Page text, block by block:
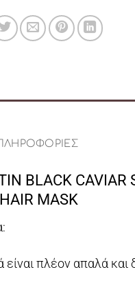
BLACK CAVIAR
MASK
είναι πλέον απαλά και